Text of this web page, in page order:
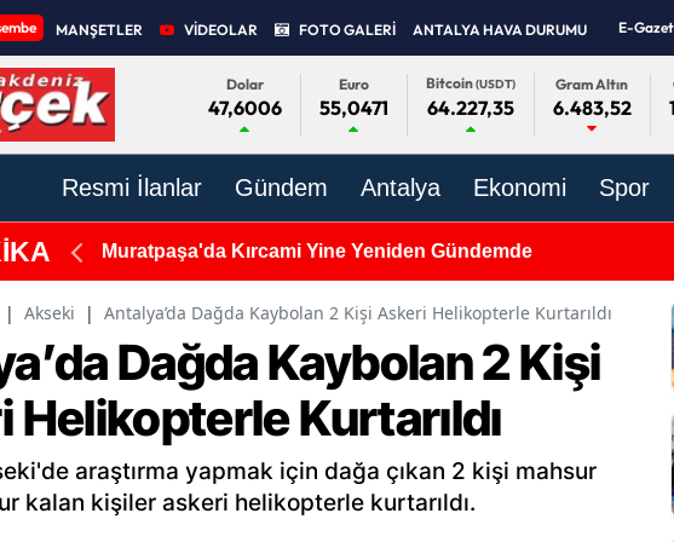
MANŞETLER VİDEOLAR FOTO GALERİ ANTALYA HAVA DURUMU E-
Dolar
47,6006
Euro
55,0471
Bitcoin(USDT)
64.227,35
Gram Altın
6.483,52
Resmi İlanlar Gündem Antalya Ekonomi Spor
Muratpaşa'da Kırcami Yine Yeniden Gündemde
| Akseki | Antalya’da Dağda Kaybolan 2 Kişi Askeri Helikopterle Kurtarıldı
Dağda Kaybolan 2 Kişi
Helikopterle Kurtarıldı
araştırma yapmak için dağa çıkan 2 kişi mahsur
kalan kişiler askeri helikopterle kurtarıldı.